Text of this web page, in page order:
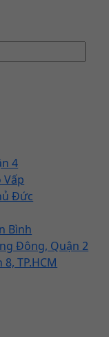
4
Vấp
Đức
Bình
Đông, Quận 2
TP.HCM